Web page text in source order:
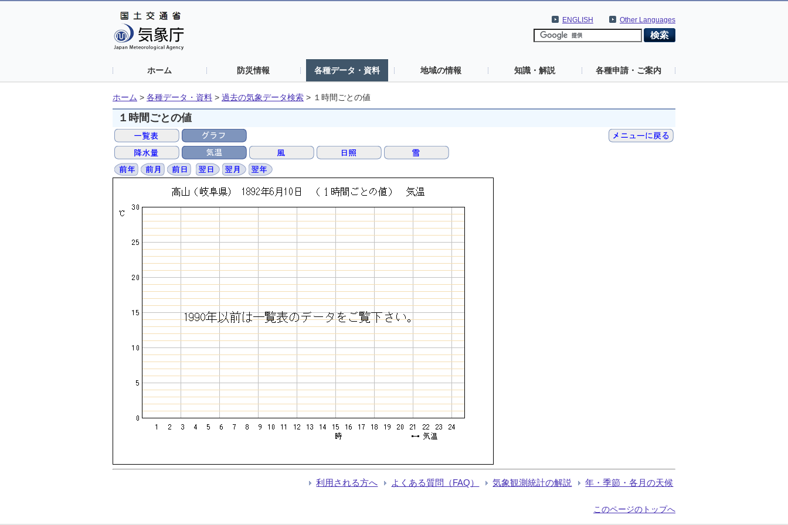
Other Languages
ENGLISH
ホーム 防災情報 各種データ・資料 地域の情報 知識・解説 各種申請・ご案内
ホーム > 各種データ・資料 > 過去の気象データ検索 > １時間ごとの値
１時間ごとの値
利用される方へ よくある質問（FAQ） 気象観測統計の解説 年・季節・各月の天候
このページのトップへ